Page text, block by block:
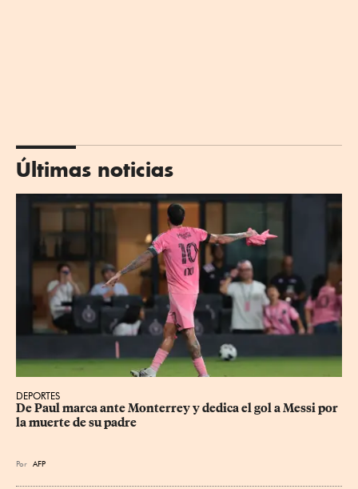
Últimas noticias
DEPORTES
De Paul marca ante Monterrey y dedica el gol a Messi por
la muerte de su padre
Por AFP